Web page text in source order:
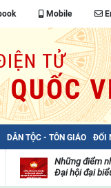
Mobile
DÂN TỘC - TÔN GIÁO ĐỐI
Những điểm
Đại hội đại